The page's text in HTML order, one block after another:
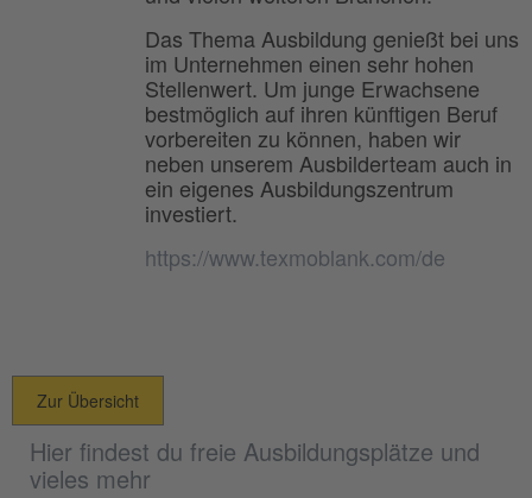
Hier findest du freie Ausbildungsplätze und
vieles mehr
Das Thema Ausbildung genießt bei uns
im Unternehmen einen sehr hohen
Stellenwert. Um junge Erwachsene
bestmöglich auf ihren künftigen Beruf
vorbereiten zu können, haben wir
neben unserem Ausbilderteam auch in
ein eigenes Ausbildungszentrum
investiert.
https://www.texmoblank.com/de
Zur Übersicht